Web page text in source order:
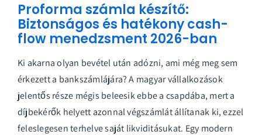
Blog
Kapcsolat
Demó letöltése
Proforma számla készítő:
Biztonságos és hatékony cash-
flow menedzsment 2026-ban
Ki akarna olyan bevétel után adózni, ami még meg sem
érkezett a bankszámlájára? A magyar vállalkozások
jelentős része mégis beleesik ebbe a csapdába, mert a
díjbekérők helyett azonnal végszámlát állítanak ki, ezzel
feleslegesen terhelve saját likviditásukat. Egy modern